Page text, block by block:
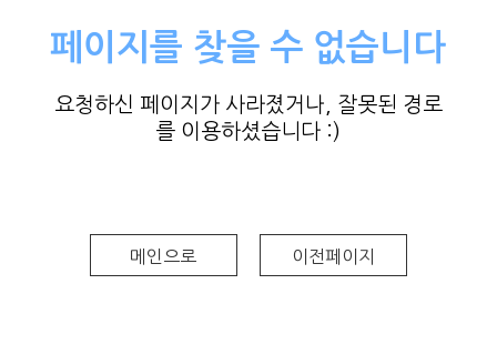
페이지를 찾을 수 없습니다
요청하신 페이지가 사라졌거나, 잘못된 경로
를 이용하셨습니다 :)
메인으로 이전페이지